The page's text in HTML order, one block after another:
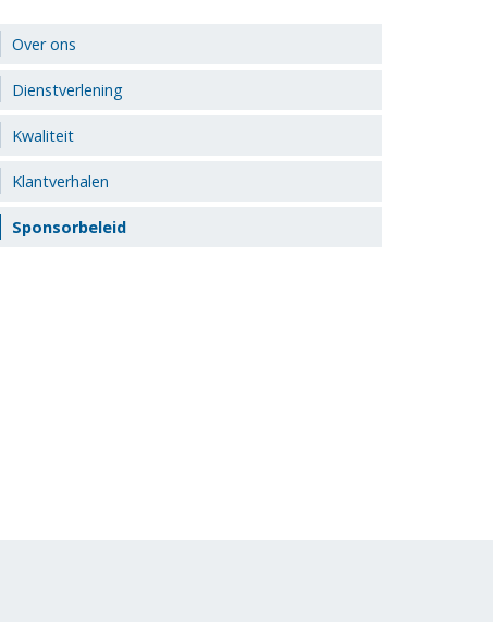
Over ons
Dienstverlening
Kwaliteit
Klantverhalen
Sponsorbeleid